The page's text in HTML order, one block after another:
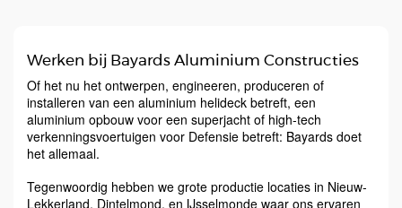
Werken bij Bayards Aluminium Constructies
Of het nu het ontwerpen, engineeren, produceren of
installeren van een aluminium helideck betreft, een
aluminium opbouw voor een superjacht of high-tech
verkenningsvoertuigen voor Defensie betreft: Bayards doet
het allemaal.
Tegenwoordig hebben we grote productie locaties in Nieuw-
Lekkerland, Dintelmond, en IJsselmonde waar ons ervaren